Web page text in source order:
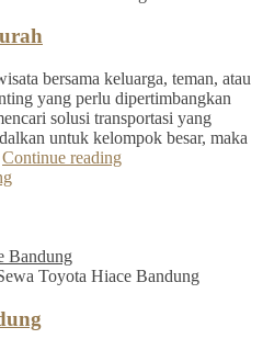
bersama keluarga, teman, atau
yang perlu dipertimbangkan
solusi transportasi yang
untuk kelompok besar, maka
Continue reading
Bandung
Toyota Hiace Bandung